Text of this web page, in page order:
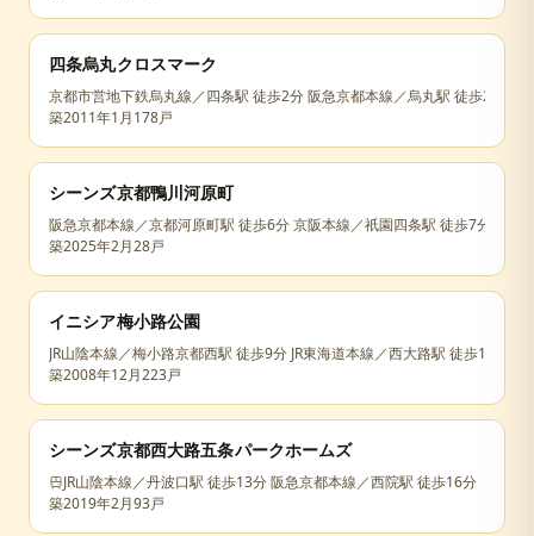
四条烏丸クロスマーク
京都市営地下鉄烏丸線／四条駅 徒歩2分 阪急京都本線／烏丸駅 徒歩2分
築2011年1月178戸
シーンズ京都鴨川河原町
阪急京都本線／京都河原町駅 徒歩6分 京阪本線／祇園四条駅 徒歩7分
築2025年2月28戸
イニシア梅小路公園
JR山陰本線／梅小路京都西駅 徒歩9分 JR東海道本線／西大路駅 徒歩11分
築2008年12月223戸
シーンズ京都西大路五条パークホームズ
JR山陰本線／丹波口駅 徒歩13分 阪急京都本線／西院駅 徒歩16分
築2019年2月93戸